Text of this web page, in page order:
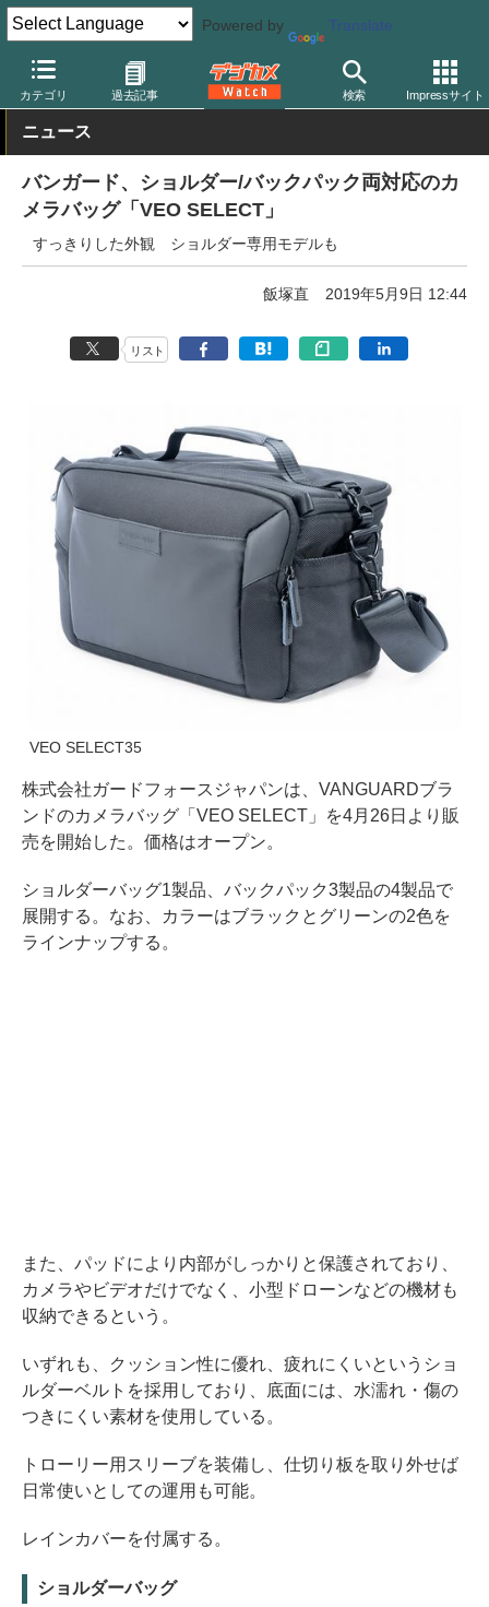
Powered by Translate
カテゴリ 過去記事 検索 Impressサイト
デジカメ Watch 撮影用品 カメラバッグ バンガード
ニュース
バンガード、ショルダー/バックパック両対応のカ
メラバッグ「VEO SELECT」
すっきりした外観 ショルダー専用モデルも
飯塚直 2019年5月9日 12:44
リスト
VEO SELECT35
株式会社ガードフォースジャパンは、VANGUARDブラ
ンドのカメラバッグ「VEO SELECT」を4月26日より販
売を開始した。価格はオープン。
ショルダーバッグ1製品、バックパック3製品の4製品で
展開する。なお、カラーはブラックとグリーンの2色を
ラインナップする。
また、パッドにより内部がしっかりと保護されており、
カメラやビデオだけでなく、小型ドローンなどの機材も
収納できるという。
いずれも、クッション性に優れ、疲れにくいというショ
ルダーベルトを採用しており、底面には、水濡れ・傷の
つきにくい素材を使用している。
トローリー用スリーブを装備し、仕切り板を取り外せば
日常使いとしての運用も可能。
レインカバーを付属する。
ショルダーバッグ